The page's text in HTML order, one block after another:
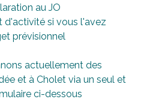
au JO
d'activité si vous l'avez
prévisionnel
actuellement des
et à Cholet via un seul et
ci-dessous